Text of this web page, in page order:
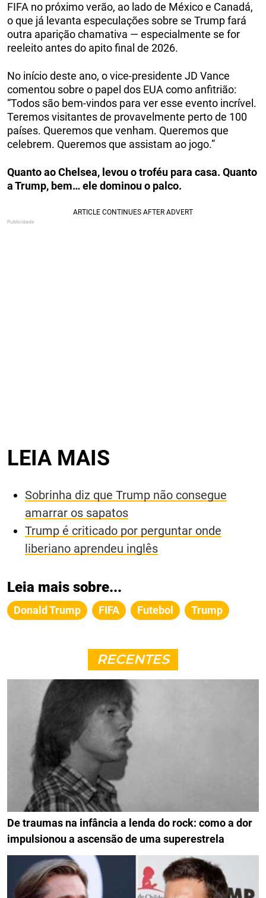
FIFA no próximo verão, ao lado de México e Canadá,
o que já levanta especulações sobre se Trump fará
outra aparição chamativa — especialmente se for
reeleito antes do apito final de 2026.
No início deste ano, o vice-presidente JD Vance
comentou sobre o papel dos EUA como anfitrião:
“Todos são bem-vindos para ver esse evento incrível.
Teremos visitantes de provavelmente perto de 100
países. Queremos que venham. Queremos que
celebrem. Queremos que assistam ao jogo.”
Quanto ao Chelsea, levou o troféu para casa. Quanto
a Trump, bem… ele dominou o palco.
LEIA MAIS
Sobrinha diz que Trump não consegue
amarrar os sapatos
Trump é criticado por perguntar onde
liberiano aprendeu inglês
Leia mais sobre...
Donald Trump FIFA Futebol Trump
RECENTES
De traumas na infância a lenda do rock: como a dor
impulsionou a ascensão de uma superestrela